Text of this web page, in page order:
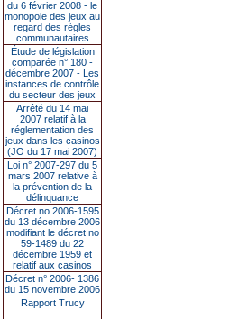
du 6 février 2008 - le
monopole des jeux au
regard des règles
communautaires
Étude de législation
comparée n° 180 -
décembre 2007 - Les
instances de contrôle
du secteur des jeux
Arrêté du 14 mai
2007 relatif à la
réglementation des
jeux dans les casinos
(JO du 17 mai 2007)
Loi n° 2007-297 du 5
mars 2007 relative à
la prévention de la
délinquance
Décret no 2006-1595
du 13 décembre 2006
modifiant le décret no
59-1489 du 22
décembre 1959 et
relatif aux casinos
Décret n° 2006- 1386
du 15 novembre 2006
Rapport Trucy